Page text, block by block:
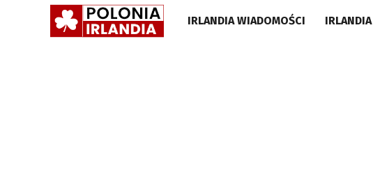
POLONIA
IRLANDIA WIADOMOŚCI IRLANDIA